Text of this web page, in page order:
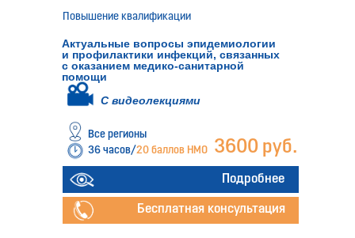
Актуальные вопросы эпидемиологии
и профилактики инфекций, связанных
с оказанием медико-санитарной
помощи
36 часов/20 баллов НМО 3600 руб.
Все регионы
Повышение квалификации
Бесплатная консультация
Подробнее
С видеолекциями